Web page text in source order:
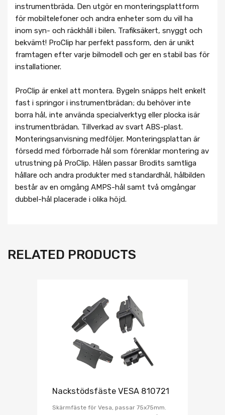
instrumentbräda. Den utgör en monteringsplattform
för mobiltelefoner och andra enheter som du vill ha
inom syn- och räckhåll i bilen. Trafiksäkert, snyggt och
bekvämt! ProClip har perfekt passform, den är unikt
framtagen efter varje bilmodell och ger en stabil bas för
installationer.
ProClip är enkel att montera. Bygeln snäpps helt enkelt
fast i springor i instrumentbrädan; du behöver inte
borra hål, inte använda specialverktyg eller plocka isär
instrumentbrädan. Tillverkad av svart ABS-plast.
Monteringsanvisning medföljer. Monteringsplattan är
försedd med förborrade hål som förenklar montering av
utrustning på ProClip. Hålen passar Brodits samtliga
hållare och andra produkter med standardhål, hålbilden
består av en omgång AMPS-hål samt två omgångar
dubbel-hål placerade i olika höjd.
RELATED PRODUCTS
Nackstödsfäste VESA 810721
Skärmfäste för Vesa, passar 75x75mm.